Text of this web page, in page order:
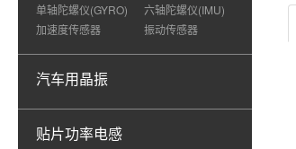
单轴陀螺仪(GYRO)
六轴陀螺仪(IMU)
加速度传感器
振动传感器
汽车用晶振
贴片功率电感